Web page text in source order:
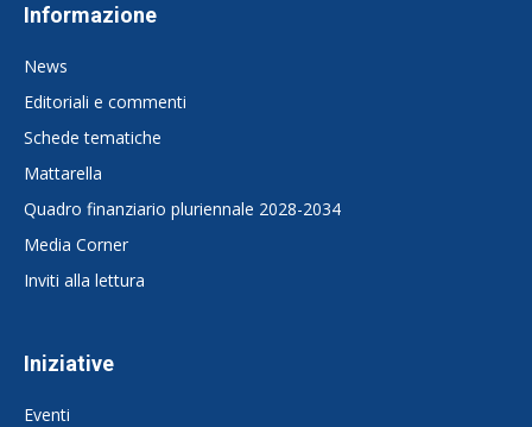
Informazione
News
Editoriali e commenti
Schede tematiche
Mattarella
Quadro finanziario pluriennale 2028-2034
Media Corner
Inviti alla lettura
Iniziative
Eventi